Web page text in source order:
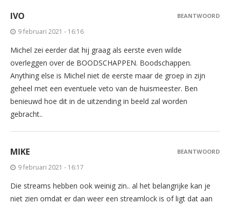
IVO
9 februari 2021 - 16:16
Michel zei eerder dat hij graag als eerste even wilde
overleggen over de BOODSCHAPPEN. Boodschappen.
Anything else is Michel niet de eerste maar de groep in zijn
geheel met een eventuele veto van de huismeester. Ben
benieuwd hoe dit in de uitzending in beeld zal worden
gebracht..
BEANTWOORD
MIKE
9 februari 2021 - 16:17
Die streams hebben ook weinig zin.. al het belangrijke kan je
niet zien omdat er dan weer een streamlock is of ligt dat aan
BEANTWOORD